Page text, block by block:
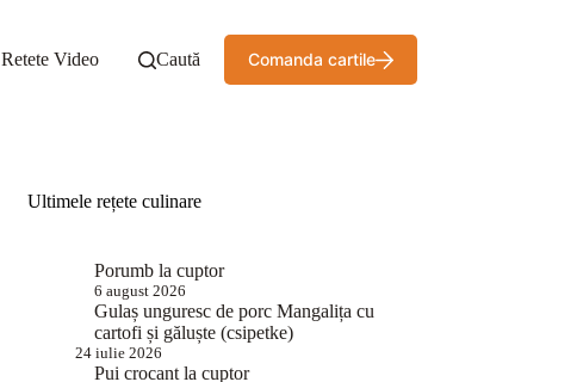
Retete Video Caută Comanda cartile
Ultimele rețete culinare
Porumb la cuptor
6 august 2026
Gulaș unguresc de porc Mangalița cu
cartofi și găluște (csipetke)
24 iulie 2026
Pui crocant la cuptor